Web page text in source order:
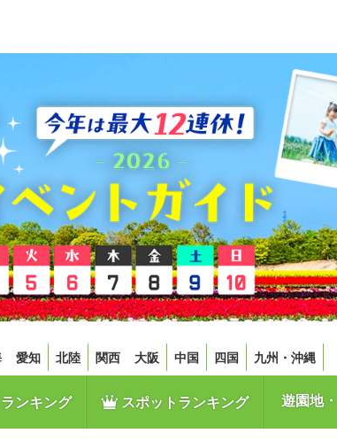
愛知 北陸 関西 大阪 中国 四国 九州・沖縄
ンキング スポットランキング 遊園地